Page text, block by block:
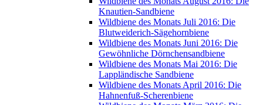
Knautien-Sandbiene
Wildbiene des Monats Juli 2016: Die
Blutweiderich-Sägehornbiene
Wildbiene des Monats Juni 2016: Die
Gewöhnliche Dörnchensandbiene
Wildbiene des Monats Mai 2016: Die
Lappländische Sandbiene
Wildbiene des Monats April 2016: Die
Hahnenfuß-Scherenbiene